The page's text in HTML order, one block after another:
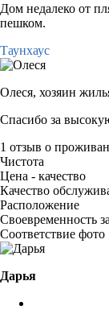
Дом недалеко от
пешком.
Таунхаус
Олеся, хозяин
Спасибо за
1 отзыв о
Чистота
Цена - качество
Качество
Расположение
Своевременность
Соответствие фото
Дарья